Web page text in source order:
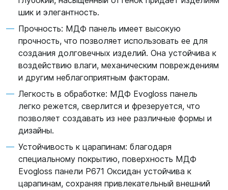
шик и элегантность.
Прочность: МДФ панель имеет высокую
прочность, что позволяет использовать ее для
создания долговечных изделий. Она устойчива к
воздействию влаги, механическим повреждениям
и другим неблагоприятным факторам.
Легкость в обработке: МДФ Evogloss панель
легко режется, сверлится и фрезеруется, что
позволяет создавать из нее различные формы и
дизайны.
Устойчивость к царапинам: благодаря
специальному покрытию, поверхность МДФ
Evogloss панели P671 Оксидан устойчива к
царапинам, сохраняя привлекательный внешний